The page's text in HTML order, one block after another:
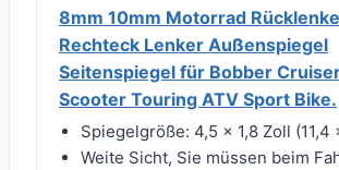
8mm 10mm Motorrad
Rechteck Lenker Außenspiegel
Seitenspiegel für Bobber
Scooter Touring ATV Sport Bike.
Spiegelgröße: 4,5 x 1,8 Zoll (11,4
Weite Sicht, Sie müssen beim